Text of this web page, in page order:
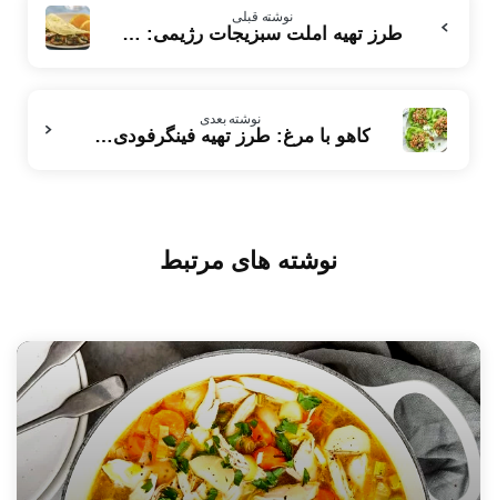
بخوانید
نوشته قبلی
طرز تهیه املت سبزیجات رژیمی: وعده‌ای کامل و کم کالری
نوشته بعدی
کاهو با مرغ: طرز تهیه فینگرفودی ساده و همه پسند
نوشته های مرتبط